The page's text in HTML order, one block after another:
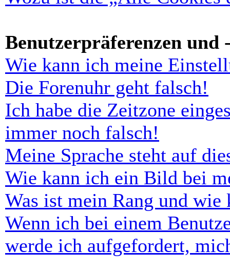
Benutzerpräferenzen und
Wie kann ich meine
Die Forenuhr geht falsch!
Ich habe die Zeitzone
immer noch falsch!
Meine Sprache steht auf
Wie kann ich ein Bild bei
Was ist mein Rang und wie
Wenn ich bei einem
werde ich aufgefordert,